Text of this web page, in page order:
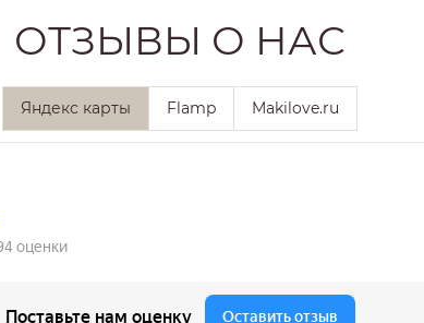
ОТЗЫВЫ О НАС
Яндекс карты Flamp Makilove.ru